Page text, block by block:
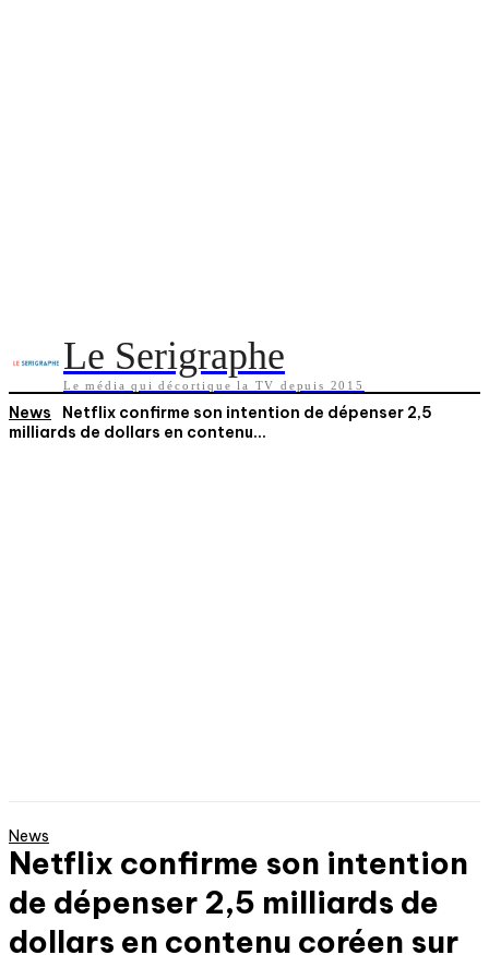
Le Serigraphe
Le média qui décortique la TV depuis 2015
News
Netflix confirme son intention de dépenser 2,5
milliards de dollars en contenu...
News
Netflix confirme son intention
de dépenser 2,5 milliards de
dollars en contenu coréen sur